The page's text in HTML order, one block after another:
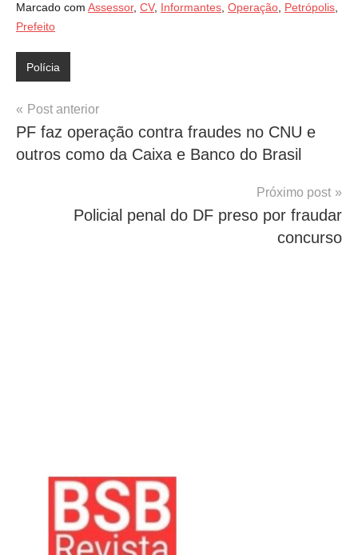
Marcado com Assessor, CV, Informantes, Operação, Petrópolis,
Prefeito
Polícia
Navegação
de
Post
Post anterior
PF faz operação contra fraudes no CNU e
outros como da Caixa e Banco do Brasil
Próximo post
Policial penal do DF preso por fraudar
concurso